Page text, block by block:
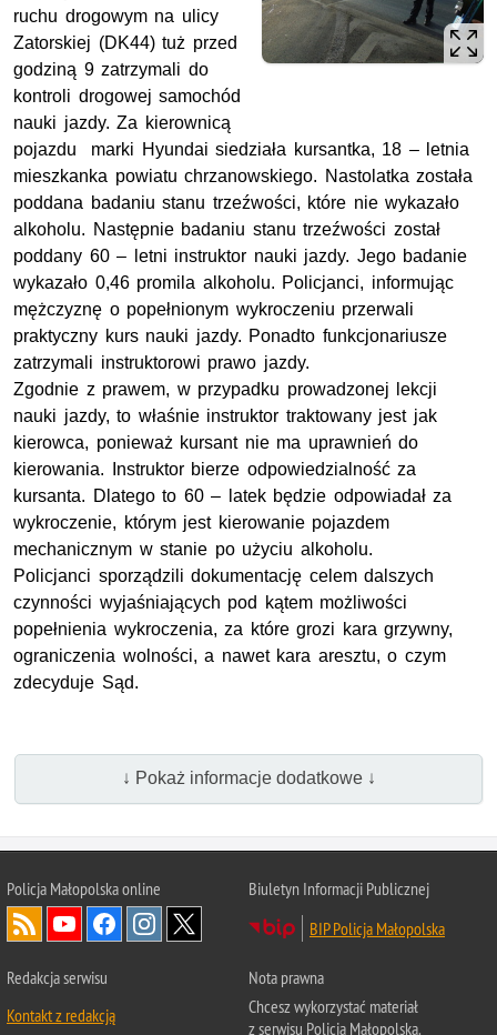
ruchu drogowym na ulicy
Zatorskiej (DK44) tuż przed
godziną 9 zatrzymali do
kontroli drogowej samochód
nauki jazdy. Za kierownicą
pojazdu marki Hyundai siedziała kursantka, 18 – letnia
mieszkanka powiatu chrzanowskiego. Nastolatka została
poddana badaniu stanu trzeźwości, które nie wykazało
alkoholu. Następnie badaniu stanu trzeźwości został
poddany 60 – letni instruktor nauki jazdy. Jego badanie
wykazało 0,46 promila alkoholu. Policjanci, informując
mężczyznę o popełnionym wykroczeniu przerwali
praktyczny kurs nauki jazdy. Ponadto funkcjonariusze
zatrzymali instruktorowi prawo jazdy.
Zgodnie z prawem, w przypadku prowadzonej lekcji
nauki jazdy, to właśnie instruktor traktowany jest jak
kierowca, ponieważ kursant nie ma uprawnień do
kierowania. Instruktor bierze odpowiedzialność za
kursanta. Dlatego to 60 – latek będzie odpowiadał za
wykroczenie, którym jest kierowanie pojazdem
mechanicznym w stanie po użyciu alkoholu.
Policjanci sporządzili dokumentację celem dalszych
czynności wyjaśniających pod kątem możliwości
popełnienia wykroczenia, za które grozi kara grzywny,
ograniczenia wolności, a nawet kara aresztu, o czym
zdecyduje Sąd.
↓ Pokaż informacje dodatkowe ↓
Policja Małopolska online
Biuletyn Informacji Publicznej
BIP Policja Małopolska
Redakcja serwisu
Kontakt z redakcją
Nota prawna
Chcesz wykorzystać materiał
z serwisu Policja Małopolska.